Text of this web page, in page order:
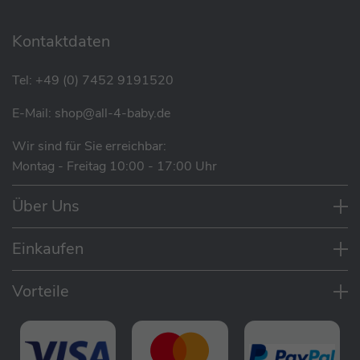
Vielseitig einsetzbar, da es für alle
Stillpositionen geeignet ist
Perfekt zum Schlafen nutzbar, so dass Bauch,
Beine und Arme gut gestützt sind
Hochwertig & extra strapazierfähig für extra
Die Dinkelspelzen sind mehrfach gereinigt
und wärmebehandelt
Kontaktdaten
Tel: +49 (0) 7452 9191520
E-Mail: shop@all-4-baby.de
Wir sind für Sie erreichbar:
Montag - Freitag 10:00 - 17:00 Uhr
Über Uns
Einkaufen
Vorteile